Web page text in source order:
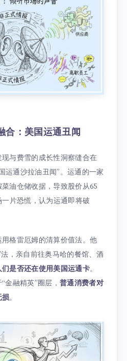
合：美国运通丑闻
与费雪的成长性洞察缝合在
运通沙拉油丑闻”。运通的一家
油仓储收据，导致股价从65
片恐慌，认为运通即将破
格雷厄姆的清算价值法。他
，亲自前往奥马哈的餐馆、酒
是否还在使用美国运通卡。
金融精英”圈层， 普通消费者对
损。